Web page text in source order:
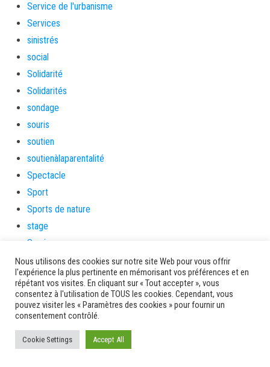
Service de l'urbanisme
Services
sinistrés
social
Solidarité
Solidarités
sondage
souris
soutien
soutienàlaparentalité
Spectacle
Sport
Sports de nature
stage
Survie
tambour
tambours
tempetetropicale
Terres de patrimoine et de culture
Terres gourmandes
théâtre
Nous utilisons des cookies sur notre site Web pour vous offrir
l'expérience la plus pertinente en mémorisant vos préférences et en
répétant vos visites. En cliquant sur « Tout accepter », vous
consentez à l'utilisation de TOUS les cookies. Cependant, vous
pouvez visiter les « Paramètres des cookies » pour fournir un
consentement contrôlé.
Cookie Settings Accept All